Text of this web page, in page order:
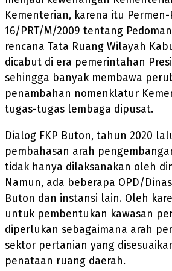
Kementerian, karena itu Permen-
16/PRT/M/2009 tentang
rencana Tata Ruang Wilayah
dicabut di era pemerintahan
sehingga banyak membawa
penambahan nomenklatur
tugas-tugas lembaga dipusat.
Dialog FKP Buton, tahun 2020
pembahasan arah
tidak hanya dilaksanakan oleh
Namun, ada beberapa OPD/
Buton dan instansi lain. Oleh
untuk pembentukan kawasan
diperlukan sebagaimana arah
sektor pertanian yang
penataan ruang daerah.